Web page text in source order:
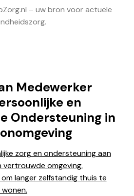
– uw bron voor actuele
Medewerker
en
Ondersteuning in
zorg en ondersteuning aan
vertrouwde omgeving.
langer zelfstandig thuis te